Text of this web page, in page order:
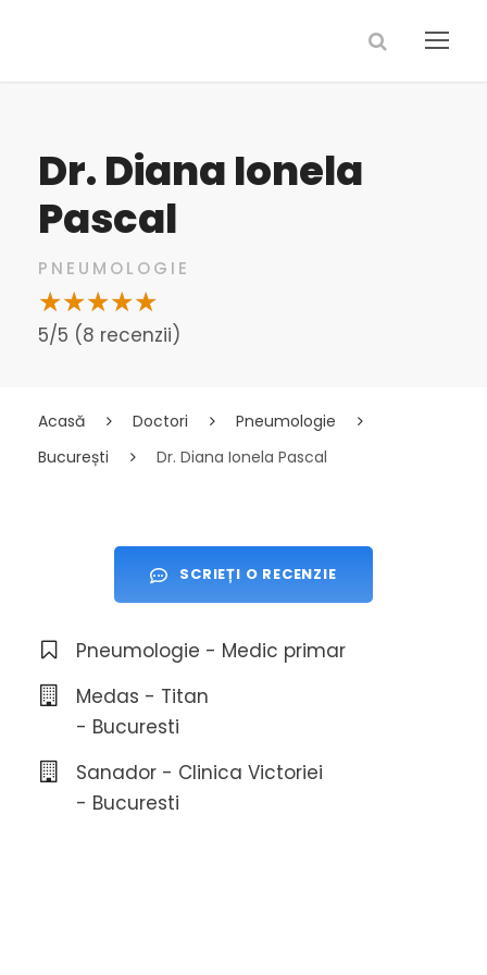
Dr. Diana Ionela
Pascal
PNEUMOLOGIE
5/5 (8 recenzii)
Acasă Doctori
Pneumologie
București
Dr. Diana Ionela Pascal
SCRIEȚI O RECENZIE
Pneumologie - Medic primar
Medas - Titan
- Bucuresti
Sanador - Clinica Victoriei
- Bucuresti